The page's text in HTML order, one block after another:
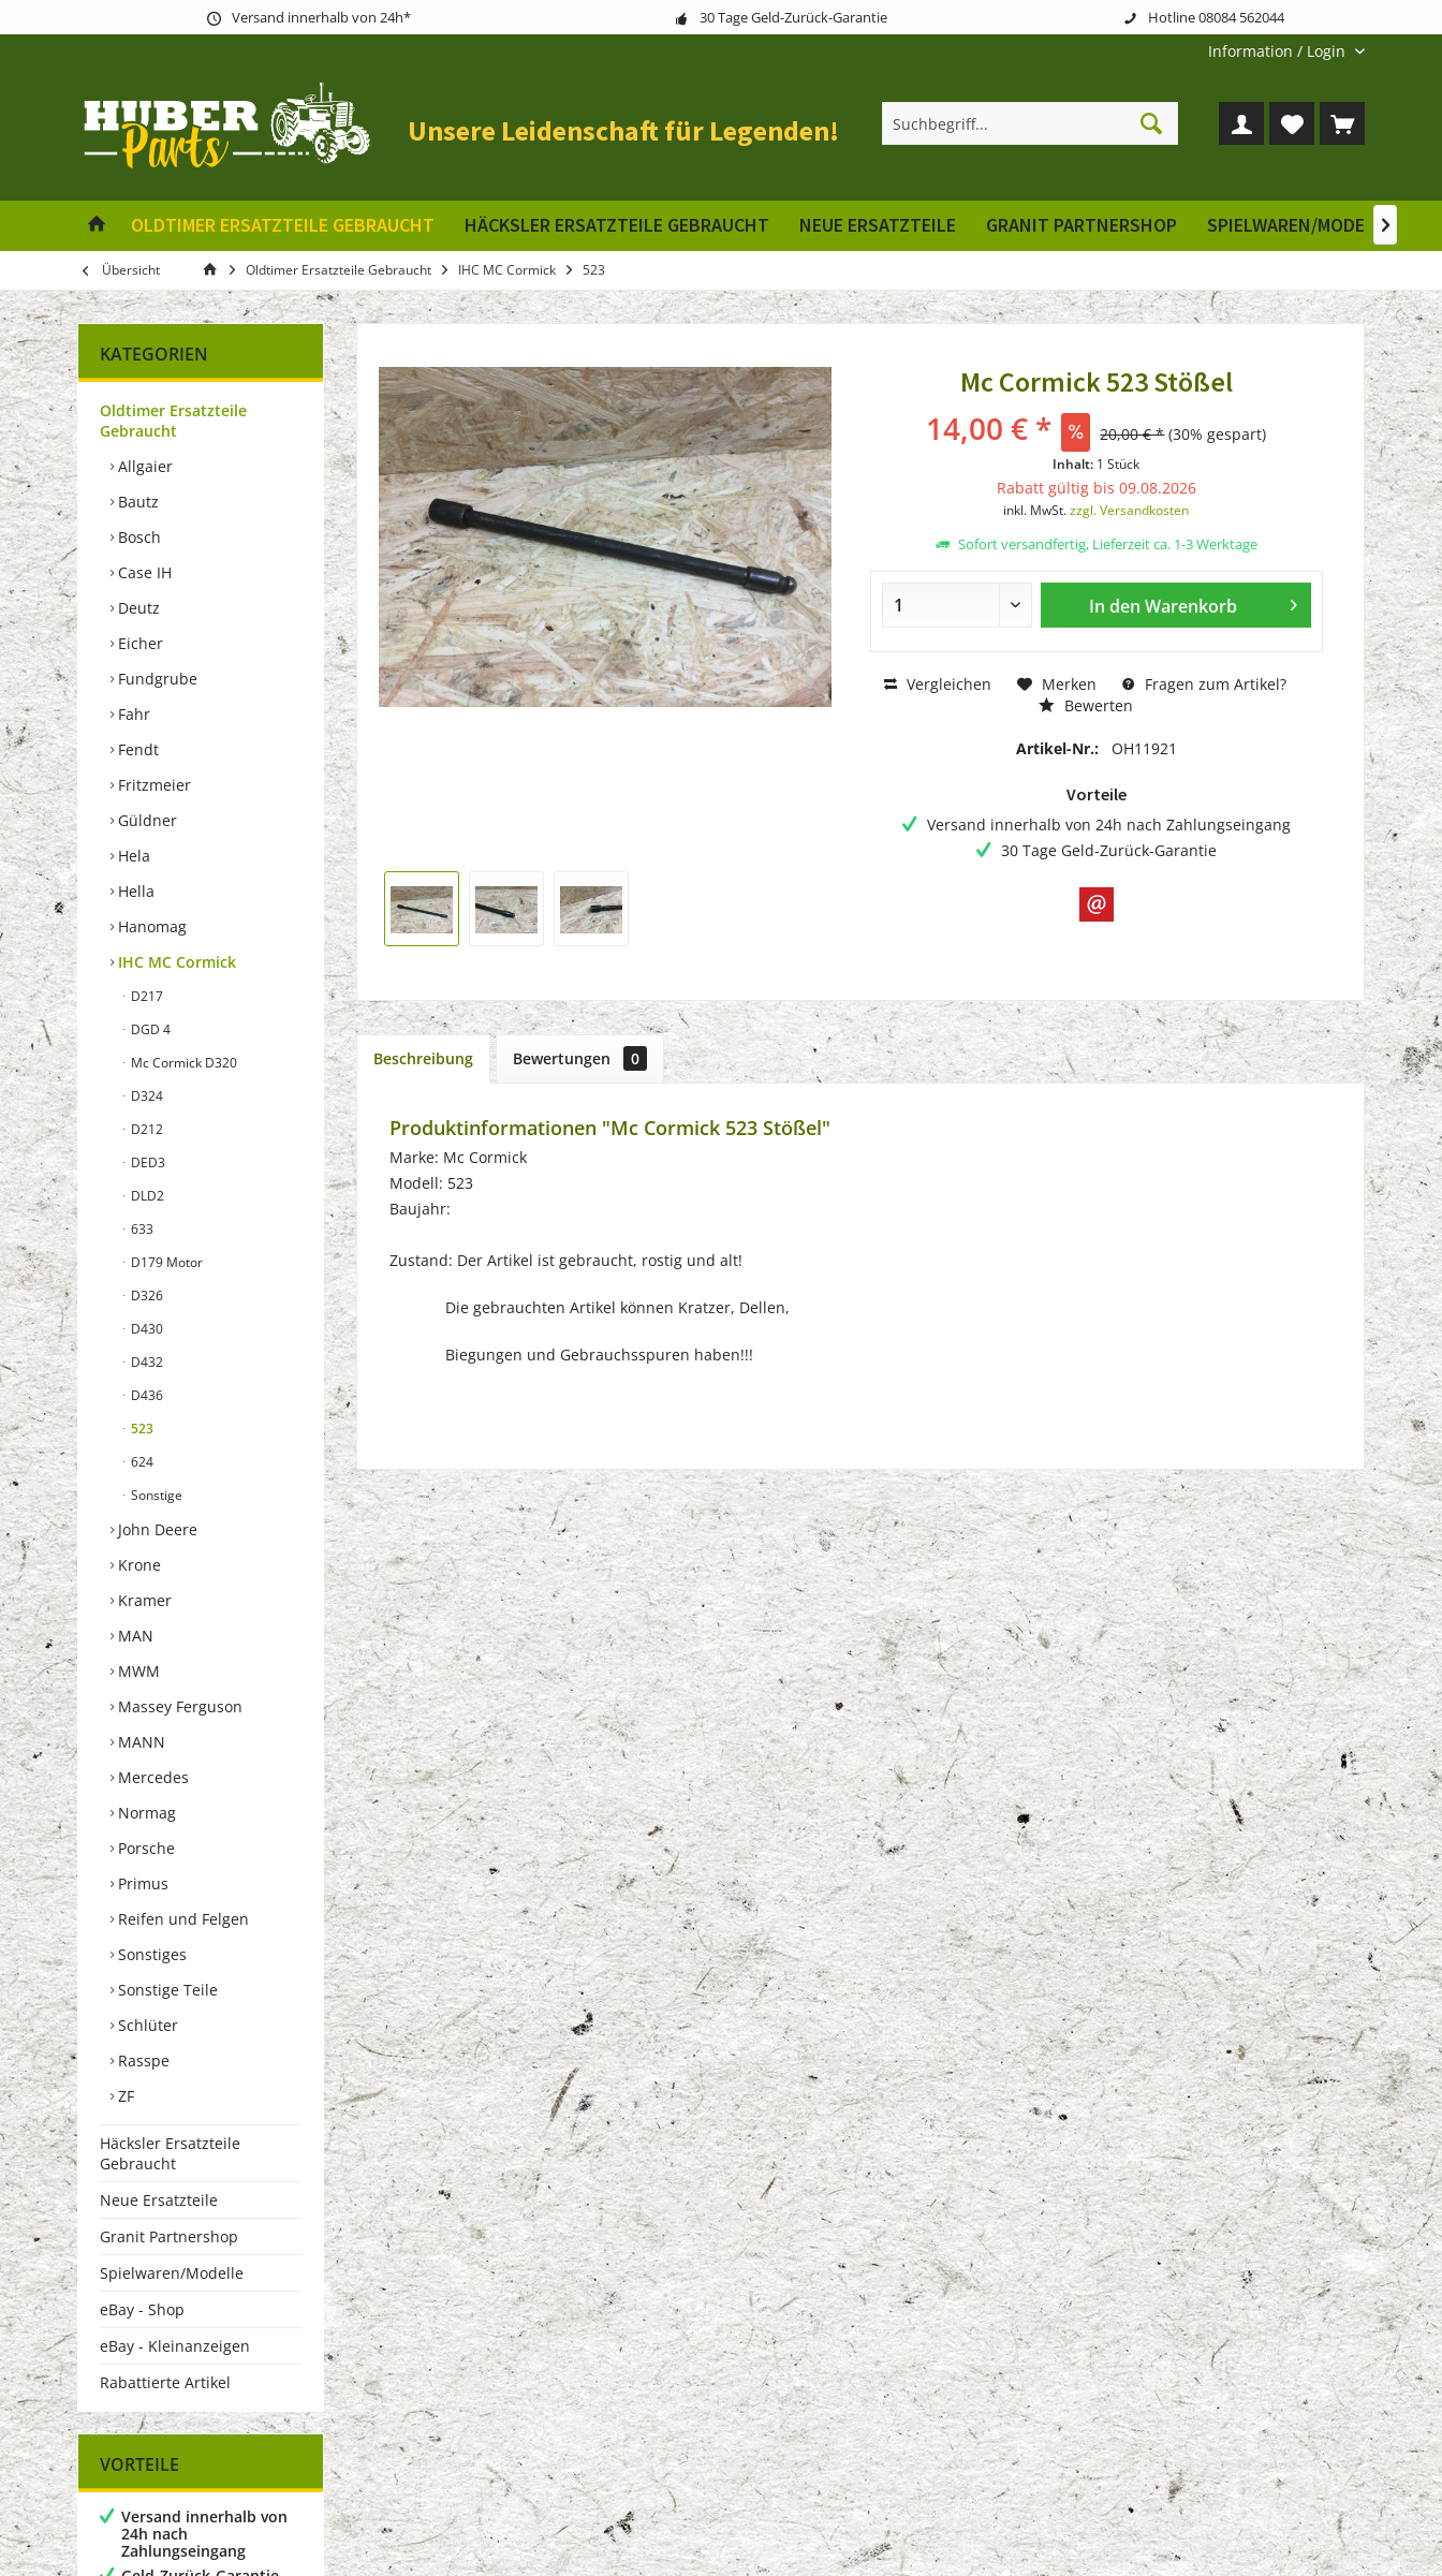
Versand innerhalb von 24h* 30 Tage Geld-Zurück-Garantie Hotline 08084 562044
Information / Login
Unsere Leidenschaft für Legenden!
OLDTIMER ERSATZTEILE GEBRAUCHT HÄCKSLER ERSATZTEILE GEBRAUCHT NEUE ERSATZTEILE GRANIT PARTNERSHOP SPIELWAREN/MODELLE

Übersicht Oldtimer Ersatzteile Gebraucht IHC MC Cormick 523
KATEGORIEN
Oldtimer Ersatzteile
Gebraucht
Allgaier
Bautz
Bosch
Case IH
Deutz
Eicher
Fundgrube
Fahr
Fendt
Fritzmeier
Güldner
Hela
Hella
Hanomag
IHC MC Cormick
D217
DGD 4
Mc Cormick D320
D324
D212
DED3
DLD2
633
D179 Motor
D326
D430
D432
D436
523
624
Sonstige
John Deere
Krone
Kramer
MAN
MWM
Massey Ferguson
MANN
Mercedes
Normag
Porsche
Primus
Reifen und Felgen
Sonstiges
Sonstige Teile
Schlüter
Rasspe
ZF
Häcksler Ersatzteile
Gebraucht
Neue Ersatzteile
Granit Partnershop
Spielwaren/Modelle
eBay - Shop
eBay - Kleinanzeigen
Rabattierte Artikel
VORTEILE
Versand innerhalb von
24h nach
Zahlungseingang
Mc Cormick 523 Stößel
14,00 € * 20,00 € * (30% gespart)
Inhalt: 1 Stück
Rabatt gültig bis 09.08.2026
inkl. MwSt.zzgl. Versandkosten
Sofort versandfertig, Lieferzeit ca. 1-3 Werktage
In den Warenkorb
Vergleichen Merken
Fragen zum Artikel?
Bewerten
Artikel-Nr.: OH11921
Vorteile
Versand innerhalb von 24h nach Zahlungseingang
30 Tage Geld-Zurück-Garantie
Beschreibung Bewertungen 0
Produktinformationen "Mc Cormick 523 Stößel"
Marke: Mc Cormick
Modell: 523
Baujahr:
Zustand: Der Artikel ist gebraucht, rostig und alt!
Die gebrauchten Artikel können Kratzer, Dellen,
Biegungen und Gebrauchsspuren haben!!!